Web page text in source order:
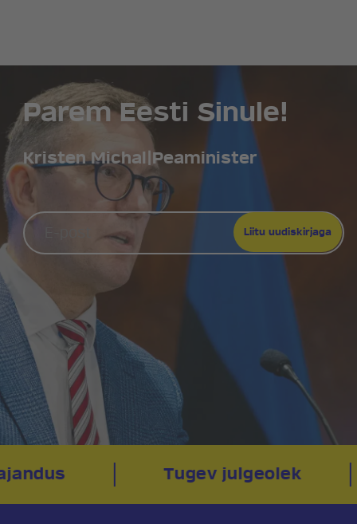
LÖÖ KAASA
KONTAKT
Parem Eesti Sinule!
Kristen Michal Peaminister
Tugev julgeolek